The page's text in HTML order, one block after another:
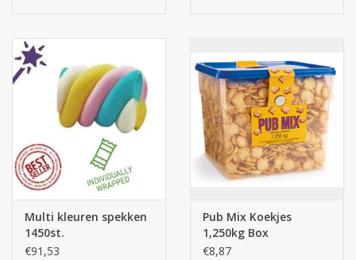
Multi kleuren spekken
1450st.
€91,53
Pub Mix Koekjes
1,250kg Box
€8,87